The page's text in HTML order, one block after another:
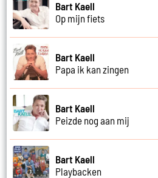
Bart Kaell
Op mijn fiets
Bart Kaell
Papa ik kan zingen
Bart Kaell
Peizde nog aan mij
Bart Kaell
Playbacken